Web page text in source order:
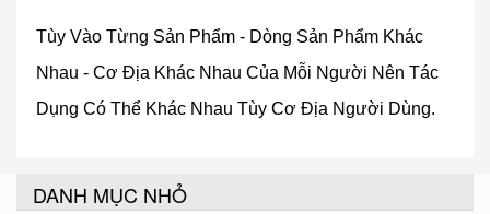
Tùy Vào Từng Sản Phẩm - Dòng Sản Phẩm Khác
Nhau - Cơ Địa Khác Nhau Của Mỗi Người Nên Tác
Dụng Có Thể Khác Nhau Tùy Cơ Địa Người Dùng.
DANH MỤC NHỎ